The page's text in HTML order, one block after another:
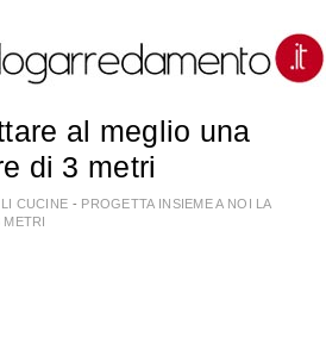
al meglio una
di 3 metri
CUCINE - PROGETTA INSIEME A NOI LA